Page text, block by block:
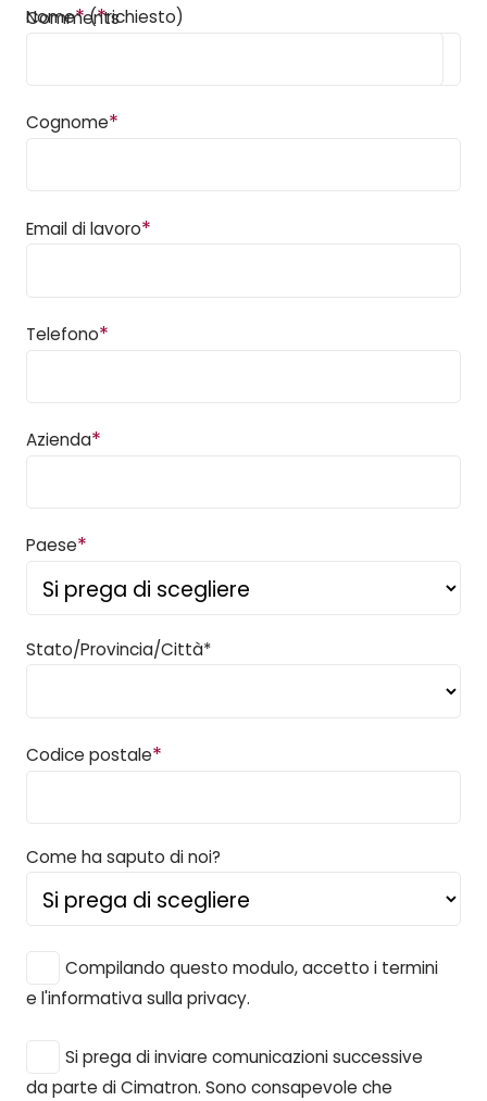
Comments
Nome*(*richiesto)
Cognome*
Email di lavoro*
Telefono*
Azienda*
Paese*
Stato/Provincia/Città*
Codice postale*
Come ha saputo di noi?
Compilando questo modulo, accetto i termini
e l'informativa sulla privacy.
Si prega di inviare comunicazioni successive
da parte di Cimatron. Sono consapevole che